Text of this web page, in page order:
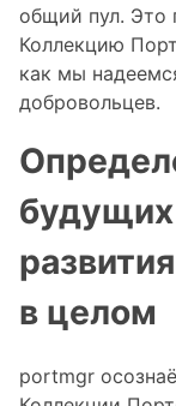
общий пул. Это
Коллекцию
как мы
добровольцев.
будущих
в целом
portmgr